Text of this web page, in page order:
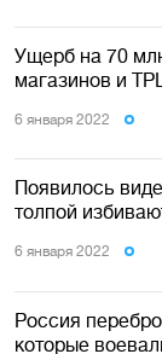
Ущерб на 70
магазинов и
6 января 2022
Появилось
толпой
6 января 2022
Россия
которые